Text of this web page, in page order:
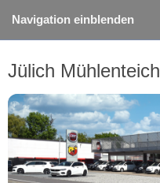
Navigation einblenden
Jülich Mühlenteich